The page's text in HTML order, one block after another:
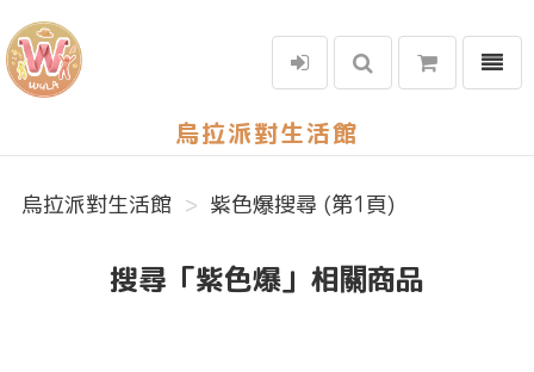
烏拉派對生活館
選單
烏拉派對生活館 紫色爆搜尋 (第1頁)
搜尋「紫色爆」相關商品